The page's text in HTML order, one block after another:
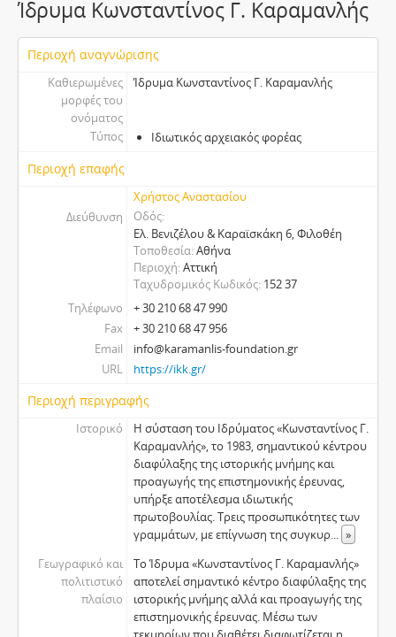
Ίδρυμα Κωνσταντίνος Γ. Καραμανλής
Περιοχή αναγνώρισης
Καθιερωμένες
μορφές του
ονόματος
Ίδρυμα Κωνσταντίνος Γ. Καραμανλής
Τύπος Ιδιωτικός αρχειακός φορέας
Περιοχή επαφής
Χρήστος Αναστασίου
Διεύθυνση
Οδός
Eλ. Βενιζέλου & Καραϊσκάκη 6, Φιλοθέη
Τοποθεσία Αθήνα
Περιοχή Αττική
Ταχυδρομικός Κωδικός 152 37
Τηλέφωνο
+ 30 210 68 47 990
Fax
+ 30 210 68 47 956
Email
info@karamanlis-foundation.gr
URL
https://ikk.gr/
Περιοχή περιγραφής
Ιστορικό
Η σύσταση του Ιδρύματος «Κωνσταντίνος Γ.
Καραμανλής», το 1983, σημαντικού κέντρου
διαφύλαξης της ιστορικής μνήμης και
προαγωγής της επιστημονικής έρευνας,
υπήρξε αποτέλεσμα ιδιωτικής
πρωτοβουλίας. Τρεις προσωπικότητες των
γραμμάτων, με επίγνωση της συγκυρ... »
Γεωγραφικό και
πολιτιστικό
πλαίσιο
Το Ίδρυμα «Κωνσταντίνος Γ. Καραμανλής»
αποτελεί σημαντικό κέντρο διαφύλαξης της
ιστορικής μνήμης αλλά και προαγωγής της
επιστημονικής έρευνας. Μέσω των